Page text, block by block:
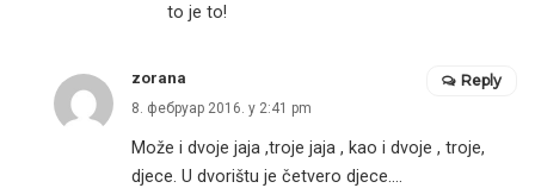
to je to!
zorana
8. фебруар 2016. у 2:41 pm
Može i dvoje jaja ,troje jaja , kao i dvoje , troje,
djece. U dvorištu je četvero djece….
Reply